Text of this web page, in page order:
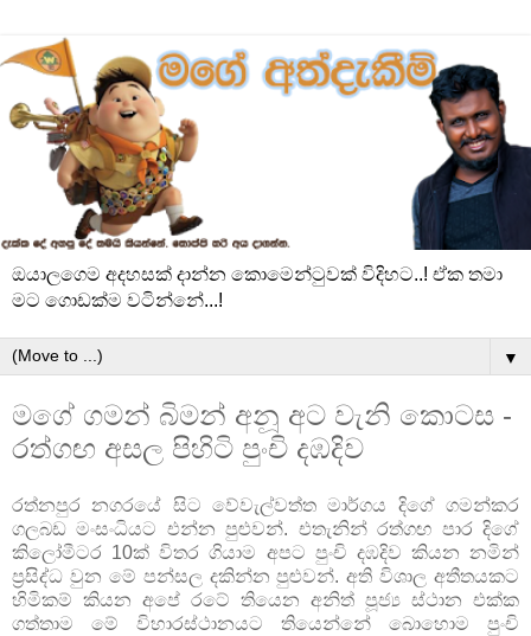
ඔයාලගෙම අදහසක් දාන්න කොමෙන්ටුවක් විදිහට..! ඒක තමා
මට ගොඩක්ම වටින්නේ...!
▼
ම‍ගේ ගමන් බිමන් අනූ අට වැනි කොටස -
රත්ගඟ අසල පිහිටි පුංචි දඹදිව
රත්නපුර නගරයේ සිට වේවැල්වත්ත මාර්ගය දිගේ ගමන්කර
ගලබඩ මංසංධියට එන්න පුළුවන්. එතැනින් රත්ගඟ පාර දිගේ
කිලෝමීටර 10ක් විතර ගියාම අපට පුංචි දඹදිව කියන නමින්
ප්‍රසිද්ධ වුන මේ පන්සල දකින්න පුළුවන්. අති විශාල අතීතයකට
හිමිකම් කියන අපේ රටේ තියෙන අනිත් පූජ්‍ය ස්ථාන එක්ක
ගත්තාම මේ විහාරස්ථානයට තියෙන්නේ බොහොම පුංචි